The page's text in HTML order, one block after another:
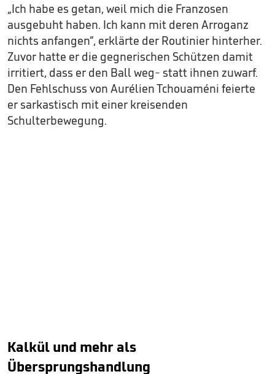
„Ich habe es getan, weil mich die Franzosen
ausgebuht haben. Ich kann mit deren Arroganz
nichts anfangen“, erklärte der Routinier hinterher.
Zuvor hatte er die gegnerischen Schützen damit
irritiert, dass er den Ball weg- statt ihnen zuwarf.
Den Fehlschuss von Aurélien Tchouaméni feierte
er sarkastisch mit einer kreisenden
Schulterbewegung.
Kalkül und mehr als
Übersprungshandlung